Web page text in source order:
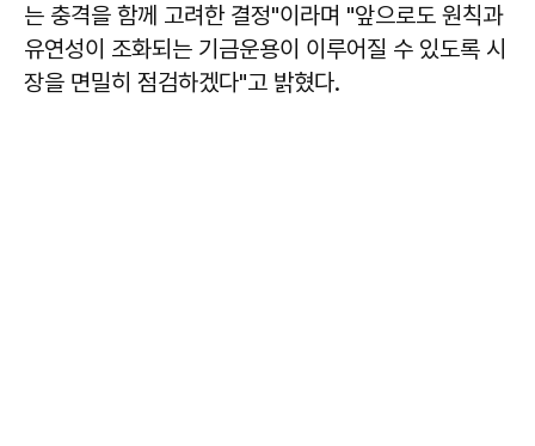
는 충격을 함께 고려한 결정"이라며 "앞으로도 원칙과
유연성이 조화되는 기금운용이 이루어질 수 있도록 시
장을 면밀히 점검하겠다"고 밝혔다.